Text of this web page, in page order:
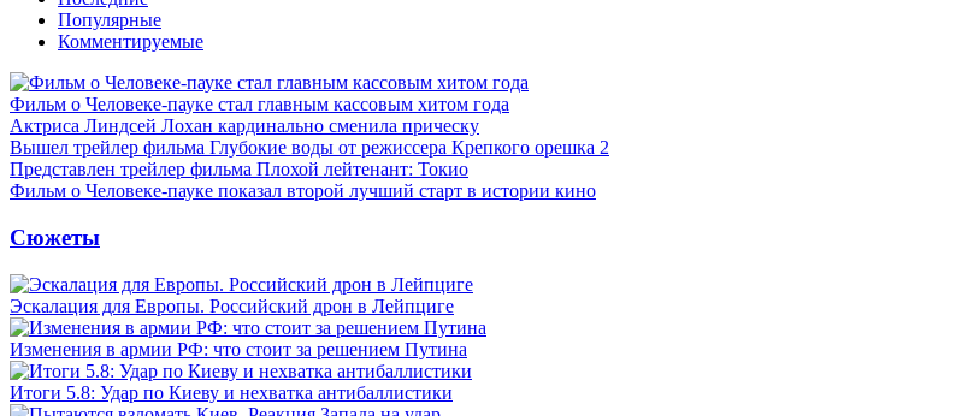
Популярные
Комментируемые
Фильм о Человеке-пауке стал главным кассовым хитом года
Актриса Линдсей Лохан кардинально сменила прическу
Вышел трейлер фильма Глубокие воды от режиссера Крепкого орешка 2
Представлен трейлер фильма Плохой лейтенант: Токио
Фильм о Человеке-пауке показал второй лучший старт в истории кино
Сюжеты
Эскалация для Европы. Российский дрон в Лейпциге
Изменения в армии РФ: что стоит за решением Путина
Итоги 5.8: Удар по Киеву и нехватка антибаллистики